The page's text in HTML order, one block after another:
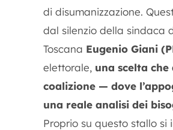
di disumanizzazione.
dal silenzio della sindaca
Toscana Eugenio Giani
elettorale, una scelta
coalizione — dove
una reale analisi dei
Proprio su questo stallo si